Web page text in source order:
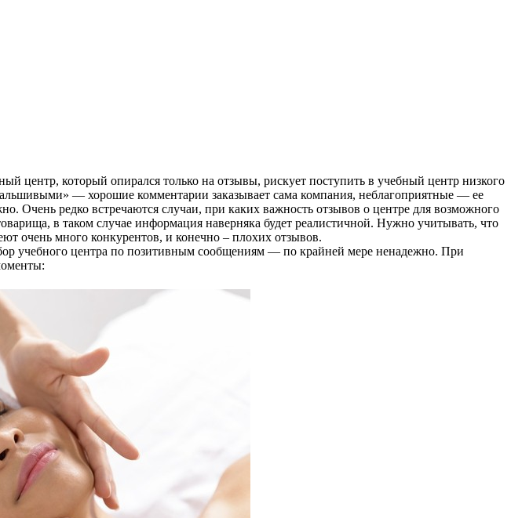
который опирался только на отзывы, рискует поступить в учебный центр низкого
— хорошие комментарии заказывает сама компания, неблагоприятные — ее
Очень редко встречаются случаи, при каких важность отзывов о центре для возможного
в таком случае информация наверняка будет реалистичной. Нужно учитывать, что
очень много конкурентов, и конечно – плохих отзывов.
учебного центра по позитивным сообщениям — по крайней мере ненадежно. При